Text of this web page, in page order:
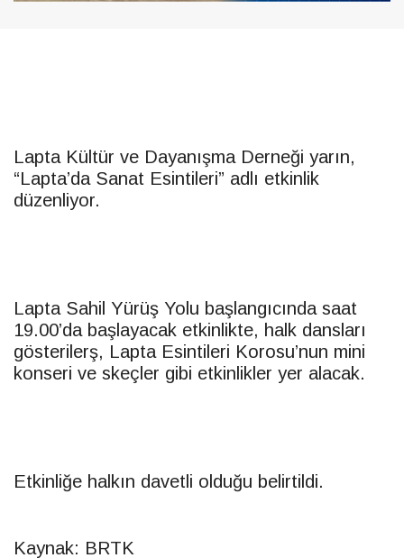
Lapta Kültür ve Dayanışma Derneği yarın,
“Lapta’da Sanat Esintileri” adlı etkinlik
düzenliyor.
Lapta Sahil Yürüş Yolu başlangıcında saat
19.00’da başlayacak etkinlikte, halk dansları
gösterilerş, Lapta Esintileri Korosu’nun mini
konseri ve skeçler gibi etkinlikler yer alacak.
Etkinliğe halkın davetli olduğu belirtildi.
Kaynak: BRTK